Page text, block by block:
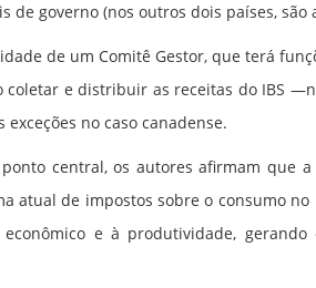
de governo (nos outros dois países, são
de um Comitê Gestor, que terá
coletar e distribuir as receitas do IBS
exceções no caso canadense.
central, os autores afirmam que
atual de impostos sobre o consumo
econômico e à produtividade,